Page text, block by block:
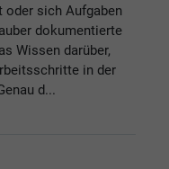
sich Aufgaben
dokumentierte
Wissen darüber,
in der
d...